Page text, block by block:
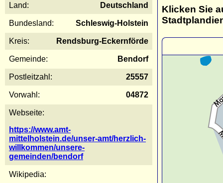
Land: Deutschland
Bundesland: Schleswig-Holstein
Kreis: Rendsburg-Eckernförde
Gemeinde: Bendorf
Postleitzahl: 25557
Vorwahl: 04872
Webseite:
https://www.amt-
mittelholstein.de/unser-amt/herzlich-
willkommen/unsere-
gemeinden/bendorf
Wikipedia:
Klicken Sie